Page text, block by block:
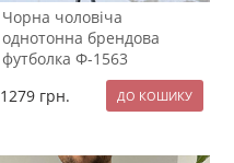
Чорна чоловіча
однотонна брендова
футболка Ф-1563
1279 грн.